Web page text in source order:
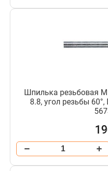
Шпилька резьбовая
8.8, угол резьбы 60°,